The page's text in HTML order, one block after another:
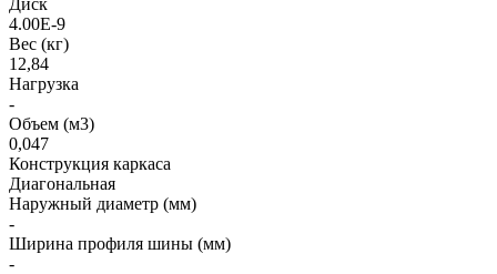
4.00E-9
Вес (кг)
12,84
Нагрузка
-
Объем (м3)
0,047
Конструкция каркаса
Диагональная
Наружный диаметр (мм)
-
Ширина профиля шины (мм)
-